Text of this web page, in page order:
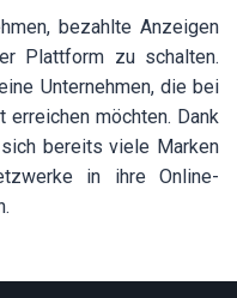
bezahlte Anzeigen
Plattform zu schalten.
Unternehmen, die bei
erreichen möchten. Dank
bereits viele Marken
in ihre Online-